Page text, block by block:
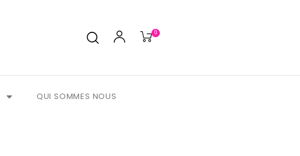
0
QUI SOMMES NOUS